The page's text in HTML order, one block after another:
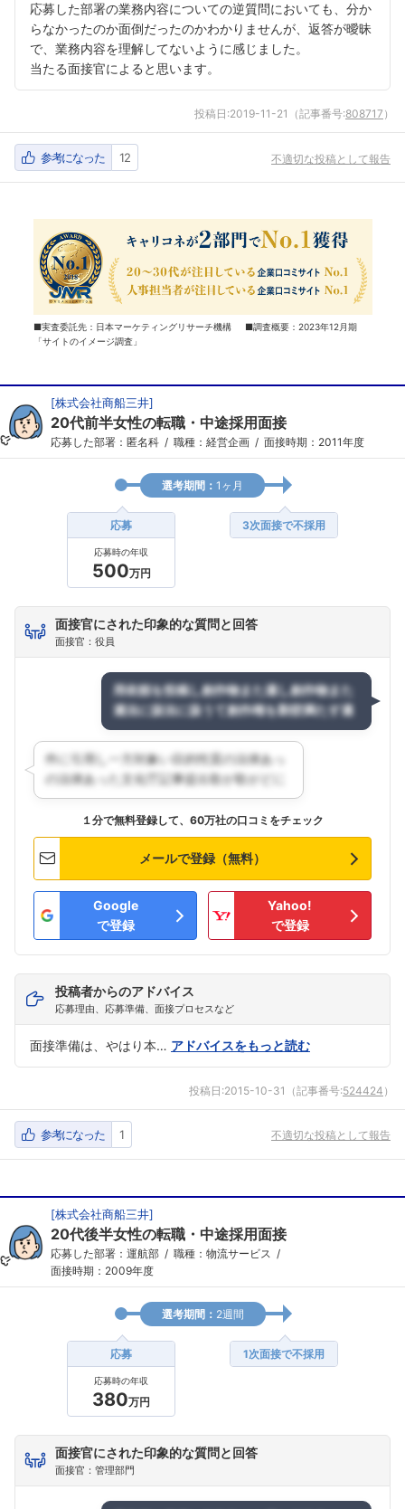
応募した部署の業務内容についての逆質問においても、分か
らなかったのか面倒だったのかわかりませんが、返答が曖昧
で、業務内容を理解してないように感じました。
当たる面接官によると思います。
投稿日:2019-11-21 （記事番号:808717 ）
参考になった 12 不適切な投稿として報告
■実査委託先：日本マーケティングリサーチ機構 ■調査概要：2023年12月期
「サイトのイメージ調査」
[株式会社商船三井]
20代前半女性の転職・中途採用面接
応募した部署：匿名科 職種：経営企画 面接時期：2011年度
選考期間： 1ヶ月
応募
応募時の年収
500万円
3次面接で不採用
面接官にされた印象的な質問と回答
面接官：役員
１分で無料登録して、60万社の口コミをチェック
メールで登録（無料）
Google
で登録
Yahoo!
で登録
投稿者からのアドバイス
応募理由、応募準備、面接プロセスなど
面接準備は、やはり本… アドバイスをもっと読む
投稿日:2015-10-31 （記事番号:524424 ）
参考になった 1 不適切な投稿として報告
[株式会社商船三井]
20代後半女性の転職・中途採用面接
応募した部署：運航部
職種：物流サービス
面接時期：2009年度
選考期間： 2週間
応募
応募時の年収
380万円
1次面接で不採用
面接官にされた印象的な質問と回答
面接官：管理部門